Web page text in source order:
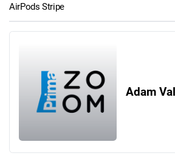
AirPods Stripe
Adam